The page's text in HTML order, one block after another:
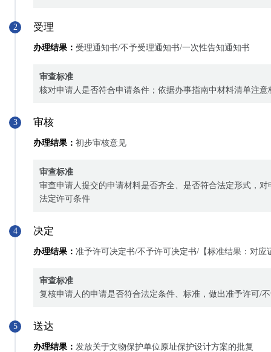
2 受理
办理结果： 受理通知书/不予受理通知书/一次性告知通知书
审查标准
核对申请人是否符合申请条件；依据办事指南中材料清单注
3 审核
办理结果： 初步审核意见
审查标准
审查申请人提交的申请材料是否齐全、是否符合法定形式，
法定许可条件
4 决定
办理结果： 准予许可决定书/不予许可决定书/【标准结果：对应
审查标准
复核申请人的申请是否符合法定条件、标准，做出准予许可/
5 送达
办理结果： 发放关于文物保护单位原址保护设计方案的批复